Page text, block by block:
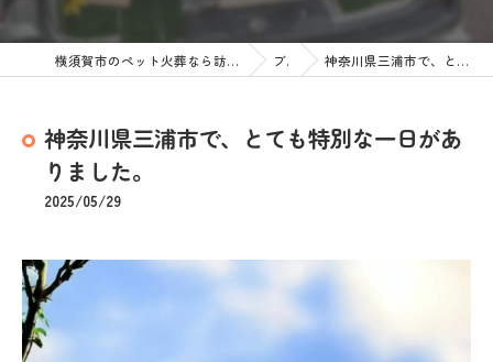
横須賀市のペット火葬なら訪問ペット火葬 ペットメモリアル神奈川 ブログ 神奈川県三浦市で、とても特別な一日がありました。
神奈川県三浦市で、とても特別な一日があ
りました。
2025/05/29